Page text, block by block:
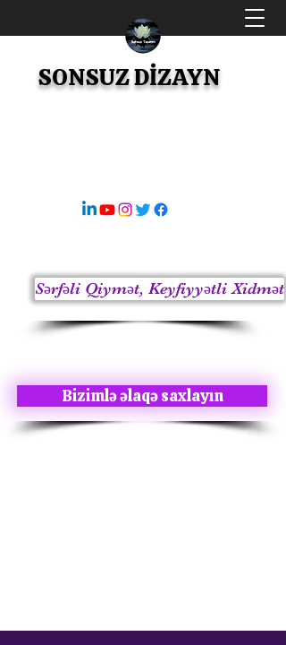
SONSUZ DİZAYN
Sərfəli Qiymət, Keyfiyyətli Xidmət
Bizimlə əlaqə saxlayın